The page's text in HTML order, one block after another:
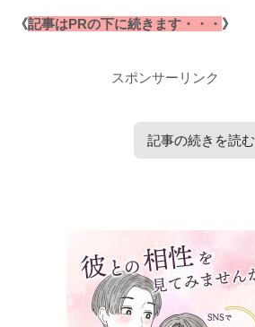
《記事はPRの下に続きます・・・ 》
スポンサーリンク
記事の続きを読む
タップで見たい内容へ移動